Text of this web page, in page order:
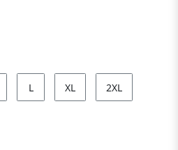
L XL 2XL